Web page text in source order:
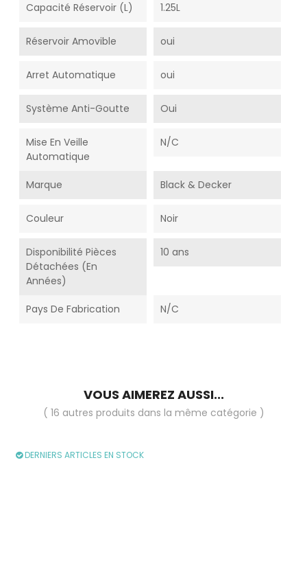
Capacité Réservoir (L) 1.25L
Réservoir Amovible oui
Arret Automatique oui
Système Anti-Goutte Oui
Mise En Veille
Automatique
N/C
Marque Black & Decker
Couleur Noir
Disponibilité Pièces
Détachées (En
Années)
10 ans
Pays De Fabrication N/C
VOUS AIMEREZ AUSSI...
( 16 autres produits dans la même catégorie )
DERNIERS ARTICLES EN STOCK